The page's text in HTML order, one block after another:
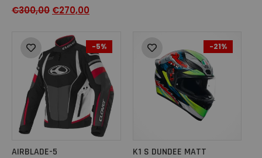
€300,00 €270,00
-5%
AIRBLADE-5
-21%
K1 S DUNDEE MATT